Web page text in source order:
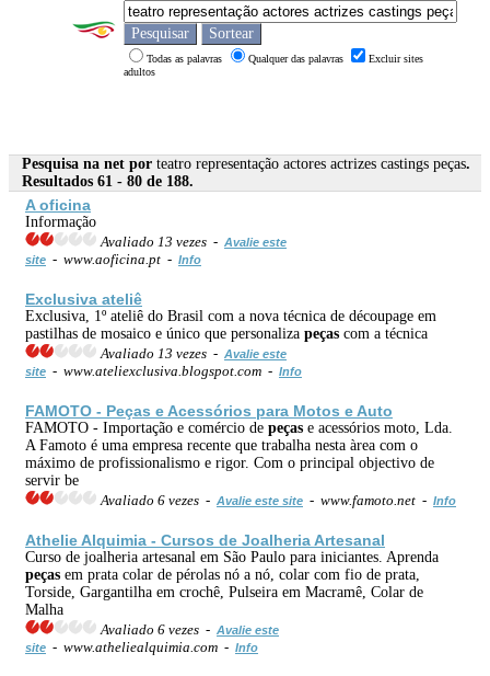
Todas as palavras Qualquer das palavras
Excluir sites
adultos
Pesquisa na net por teatro representação actores actrizes castings peças.
Resultados 61 - 80 de 188.
A oficina
Informação
Avaliado 13 vezes - Avalie este
site - www.aoficina.pt - Info
Exclusiva ateliê
Exclusiva, 1º ateliê do Brasil com a nova técnica de découpage em
pastilhas de mosaico e único que personaliza peças com a técnica
Avaliado 13 vezes - Avalie este
site - www.ateliexclusiva.blogspot.com - Info
FAMOTO - Peças e Acessórios para Motos e Auto
FAMOTO - Importação e comércio de peças e acessórios moto, Lda.
A Famoto é uma empresa recente que trabalha nesta àrea com o
máximo de profissionalismo e rigor. Com o principal objectivo de
servir be
Avaliado 6 vezes - Avalie este site - www.famoto.net - Info
Athelie Alquimia - Cursos de Joalheria Artesanal
Curso de joalheria artesanal em São Paulo para iniciantes. Aprenda
peças em prata colar de pérolas nó a nó, colar com fio de prata,
Torside, Gargantilha em crochê, Pulseira em Macramê, Colar de
Malha
Avaliado 6 vezes - Avalie este
site - www.atheliealquimia.com - Info